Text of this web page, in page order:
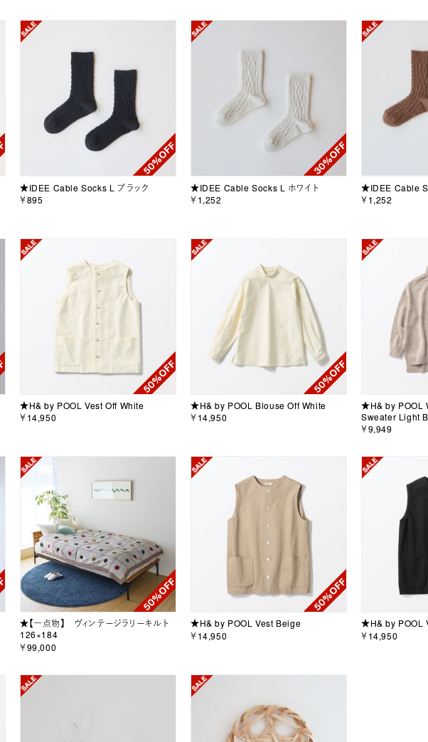
★IDEE Cable Socks L ブラック
￥895
★IDEE Cable Socks L ホワイト
￥1,252
★IDEE Cable
￥1,252
★H& by POOL Vest Off White
￥14,950
★H& by POOL Blouse Off White
￥14,950
★H& by POOL
Sweater Light
￥9,949
★【一点物】 ヴィンテージラリーキルト
126×184
￥99,000
★H& by POOL Vest Beige
￥14,950
★H& by POOL
￥14,950